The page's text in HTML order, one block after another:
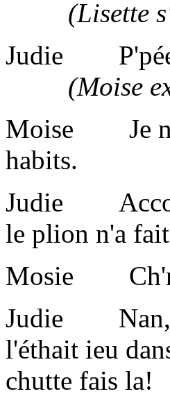
(Lisette
Judie P'pée,
(Moise
Moise Je
habits.
Judie
le plion n'a
Mosie
Judie Nan,
l'éthait ieu
chutte fais la!